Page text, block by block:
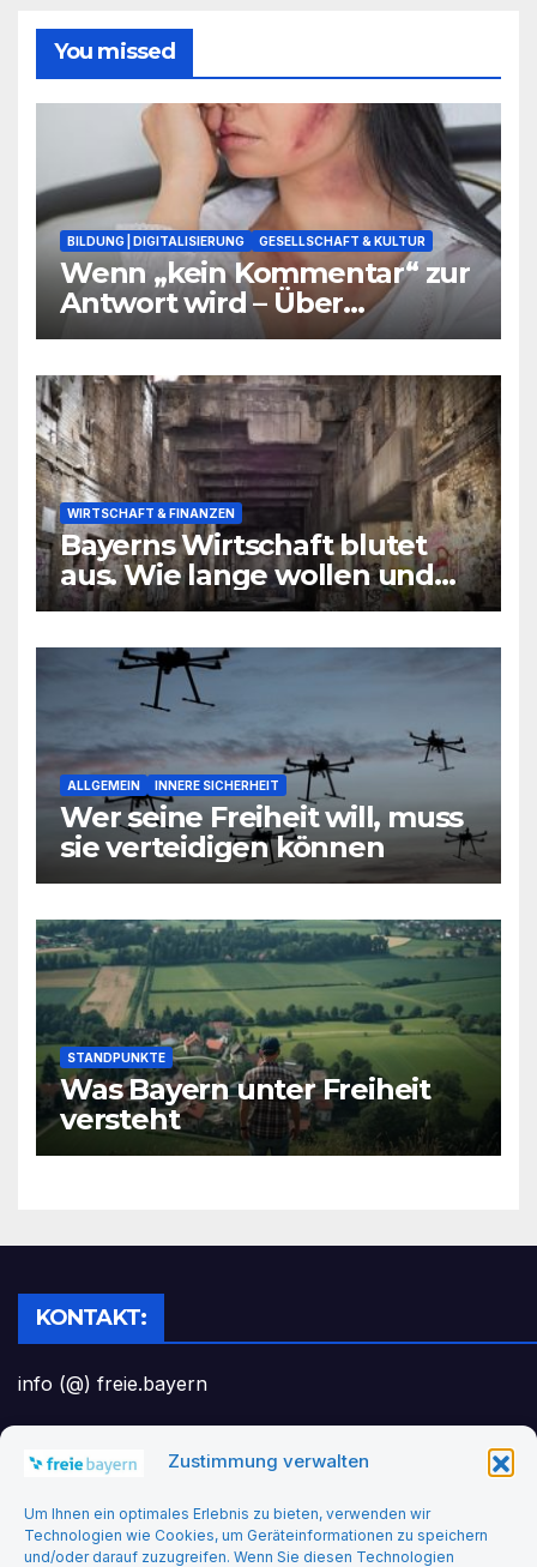
Zustimmung verwalten
Um Ihnen ein optimales Erlebnis zu bieten, verwenden wir
Technologien wie Cookies, um Geräteinformationen zu speichern
und/oder darauf zuzugreifen. Wenn Sie diesen Technologien
You missed
BILDUNG | DIGITALISIERUNG GESELLSCHAFT & KULTUR
Wenn „kein Kommentar“ zur
Antwort wird – Über
Warnsignale aus Schulen, die
WIRTSCHAFT & FINANZEN
Bayerns Wirtschaft blutet
aus. Wie lange wollen und
können wir uns den
noch leisten?
ALLGEMEIN INNERE SICHERHEIT
Wer seine Freiheit will, muss
sie verteidigen können
STANDPUNKTE
Was Bayern unter Freiheit
versteht
KONTAKT:
info (@) freie.bayern